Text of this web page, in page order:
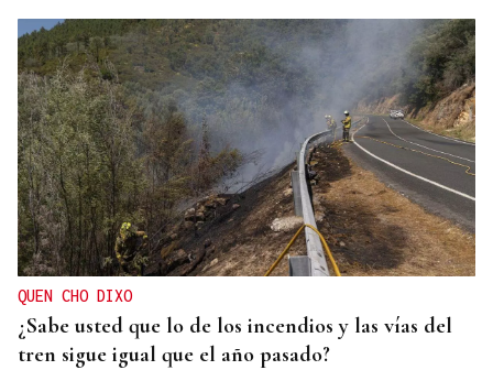
QUEN CHO DIXO
¿Sabe usted que lo de los incendios y las vías del
tren sigue igual que el año pasado?